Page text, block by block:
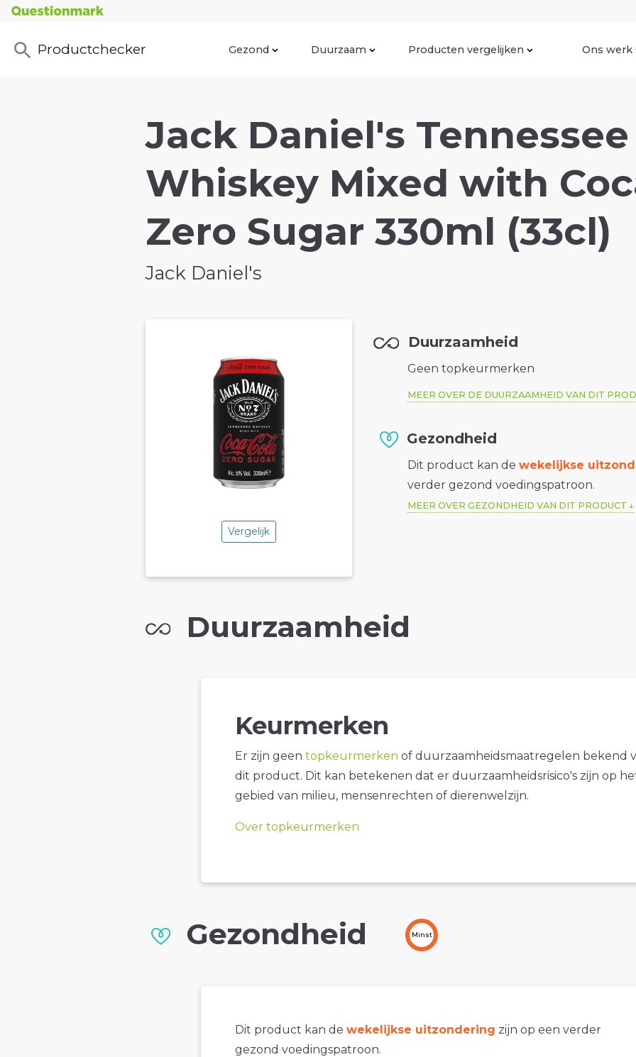
Productchecker Gezond Duurzaam Producten vergelijken Ons werk
Jack Daniel's Tennessee
Whiskey Mixed with
Zero Sugar 330ml (33cl)
Jack Daniel's
Vergelijk
Duurzaamheid
Geen topkeurmerken
MEER OVER DE DUURZAAMHEID VAN DIT
Gezondheid
Dit product kan dewekelijkse
verder gezond voedingspatroon.
MEER OVER GEZONDHEID VAN DIT PRODUCT
Duurzaamheid
Keurmerken
Er zijn geen topkeurmerken of duurzaamheidsmaatregelen bekend
dit product. Dit kan betekenen dat er duurzaamheidsrisico's zijn op
gebied van milieu, mensenrechten of dierenwelzijn.
Over topkeurmerken
Gezondheid Minst
Dit product kan de wekelijkse uitzondering zijn op een verder
gezond voedingspatroon.